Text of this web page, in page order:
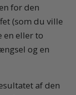
for den
(som du ville
en eller to
og en
af den